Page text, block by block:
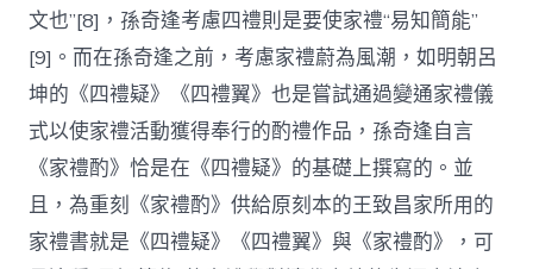
文也”[8]，孫奇逢考慮四禮則是要使家禮“易知簡能”
[9]。而在孫奇逢之前，考慮家禮蔚為風潮，如明朝呂
坤的《四禮疑》《四禮翼》也是嘗試通過變通家禮儀
式以使家禮活動獲得奉行的酌禮作品，孫奇逢自言
《家禮酌》恰是在《四禮疑》的基礎上撰寫的。並
且，為重刻《家禮酌》供給原刻本的王致昌家所用的
家禮書就是《四禮疑》《四禮翼》與《家禮酌》，可